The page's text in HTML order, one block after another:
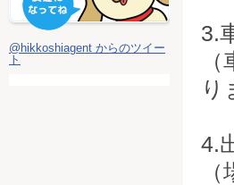
3.
り
4.
@hikkoshiagent からのツイー
ト